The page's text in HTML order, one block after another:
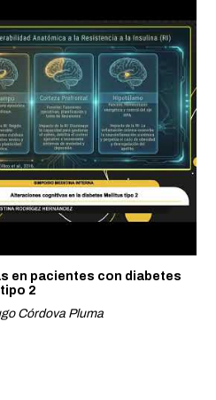
en pacientes con diabetes
tipo 2
Córdova Pluma